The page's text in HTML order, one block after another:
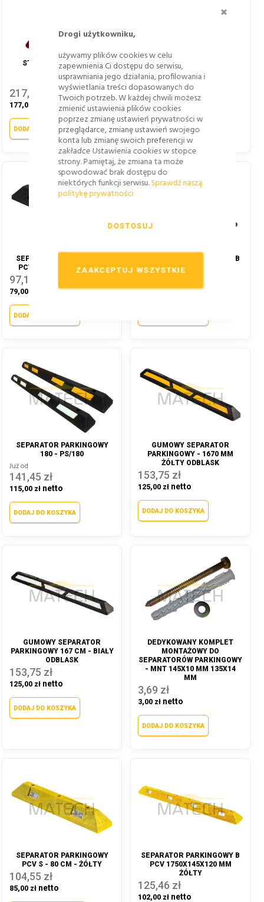
Drogi użytkowniku,
używamy plików cookies w celu
zapewnienia Ci dostępu do serwisu,
usprawniania jego działania, profilowania i
wyświetlania treści dopasowanych do
Twoich potrzeb. W każdej chwili możesz
zmienić ustawienia plików cookies
poprzez zmianę ustawień prywatności w
przeglądarce, zmianę ustawień swojego
konta lub zmianę swoich preferencji w
zakładce Ustawienia cookies w stopce
strony. Pamiętaj, że zmiana ta może
spowodować brak dostępu do
niektórych funkcji serwisu.Sprawdź naszą
politykę prywatności
ZAAKCEPTUJ WSZYSTKIE
DOSTOSUJ
STOPER PARKINGOWY
750X120X100 MM -
CZERWONY
217,71 zł
177,00 zł
DODAJ DO KOSZYKA
STOPER PARKINGOWY -
750X120X100, CZARNY
199,26 zł
162,00 zł
DODAJ DO KOSZYKA
SEPARATOR PARKINGOWY
PCV S - 80 CM - CZARNY
97,17 zł
79,00 zł
DODAJ DO KOSZYKA
SEPARATOR PARKINGOWY B
PCV - 1750X145X120 MM
109,00 zł
SEPARATOR PARKINGOWY
180 - PS/180
Już od
141,45 zł
115,00 zł
DODAJ DO KOSZYKA
GUMOWY SEPARATOR
PARKINGOWY - 1670 MM
ŻÓŁTY ODBLASK
153,75 zł
125,00 zł
DODAJ DO KOSZYKA
GUMOWY SEPARATOR
PARKINGOWY 167 CM - BIAŁY
ODBLASK
153,75 zł
125,00 zł
DODAJ DO KOSZYKA
DEDYKOWANY KOMPLET
MONTAŻOWY DO
SEPARATORÓW PARKINGOWY
- MNT 145X10 MM 135X14
MM
3,69 zł
3,00 zł
DODAJ DO KOSZYKA
SEPARATOR PARKINGOWY
PCV S - 80 CM - ŻÓŁTY
104,55 zł
85,00 zł
SEPARATOR PARKINGOWY B
PCV 1750X145X120 MM
ŻÓŁTY
125,46 zł
102,00 zł